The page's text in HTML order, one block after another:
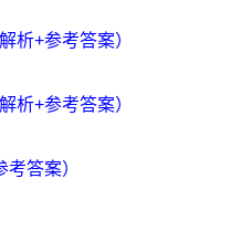
析+参考答案）
析+参考答案）
答案）